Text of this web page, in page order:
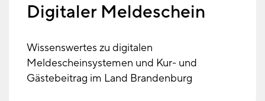
Digitaler Meldeschein
Wissenswertes zu digitalen
Meldescheinsystemen und Kur- und
Gästebeitrag im Land Brandenburg